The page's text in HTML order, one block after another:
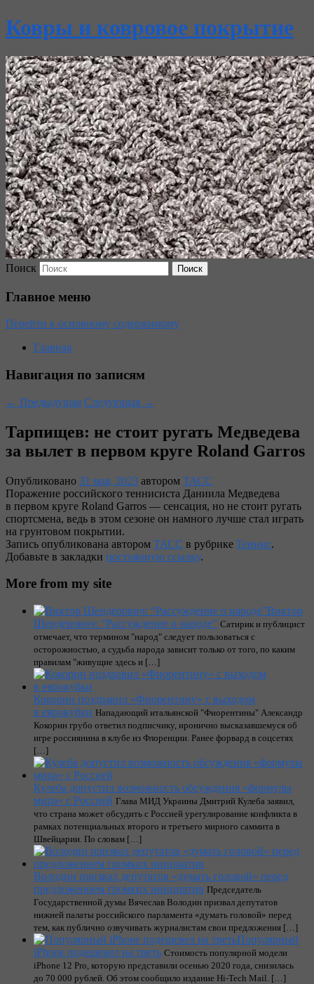
Ковры и ковровое покрытие
Поиск
Главное меню
Перейти к основному содержимому
Главная
Навигация по записям
← Предыдущая Следующая →
Тарпищев: не стоит ругать Медведева
за вылет в первом круге Roland Garros
Опубликовано 31 мая, 2023 автором ТАСС
Поражение российского теннисиста Даниила Медведева
в первом круге Roland Garros — сенсация, но не стоит ругать
спортсмена, ведь в этом сезоне он намного лучше стал играть
на грунтовом покрытии.
Запись опубликована автором ТАСС в рубрике Теннис.
Добавьте в закладки постоянную ссылку.
More from my site
Виктор
Шендерович: “Рассуждение о народе” Сатирик и публицист
отмечает, что термином "народ" следует пользоваться с
осторожностью, а судьба народа зависит только от того, по каким
правилам "живущие здесь и […]
Кокорин поздравил «Фиорентину» с выходом
в еврокубки Нападающий итальянской "Фиорентины" Александр
Кокорин грубо ответил подписчику, иронично высказавшемуся об
игре россиянина в клубе из Флоренции. Ранее форвард в соцсетях
[…]
Кулеба допустил возможность обсуждения «формулы
мира» с Россией Глава МИД Украины Дмитрий Кулеба заявил,
что страна может обсудить с Россией урегулирование конфликта в
рамках потенциальных второго и третьего мирного саммита в
Швейцарии. По словам […]
Володин призвал депутатов «думать головой» перед
предложением громких инициатив Председатель
Государственной думы Вячеслав Володин призвал депутатов
нижней палаты российского парламента «думать головой» перед
тем, как публично озвучивать журналистам свои предложения […]
Популярный
iPhone подешевел на треть Стоимость популярной модели
iPhone 12 Pro, которую представили осенью 2020 года, снизилась
до 70 000 рублей. Об этом сообщило издание Hi-Tech Mail. […]